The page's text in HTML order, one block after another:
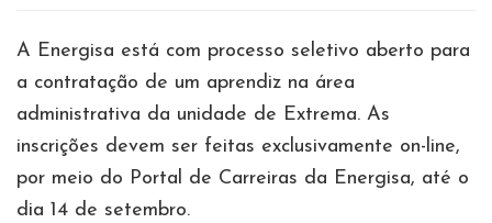
A Energisa está com processo seletivo aberto para
a contratação de um aprendiz na área
administrativa da unidade de Extrema. As
inscrições devem ser feitas exclusivamente on-line,
por meio do Portal de Carreiras da Energisa, até o
dia 14 de setembro.